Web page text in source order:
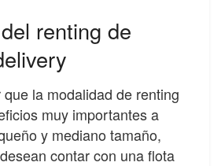
renting de
la modalidad de renting
ficios muy importantes a
y mediano tamaño,
contar con unaflota